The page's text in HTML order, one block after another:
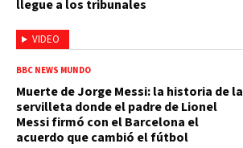
VIDEO
llegue a los tribunales
BBC NEWS MUNDO
Muerte de Jorge Messi: la historia de la
servilleta donde el padre de Lionel
Messi firmó con el Barcelona el
acuerdo que cambió el fútbol